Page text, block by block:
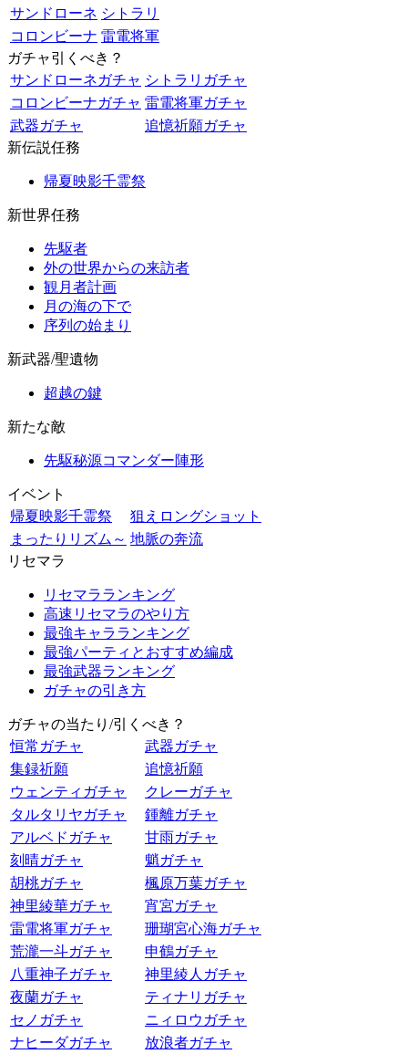
サンドローネ シトラリ
コロンビーナ 雷電将軍
ガチャ引くべき？
サンドローネガチャ シトラリガチャ
コロンビーナガチャ 雷電将軍ガチャ
武器ガチャ
追憶祈願ガチャ
新伝説任務
帰夏映影千霊祭
新世界任務
先駆者
外の世界からの来訪者
観月者計画
月の海の下で
序列の始まり
新武器/聖遺物
超越の鍵
新たな敵
先駆秘源コマンダー陣形
イベント
帰夏映影千霊祭
狙えロングショット
まったりリズム～ 地脈の奔流
リセマラ
リセマラランキング
高速リセマラのやり方
最強キャラランキング
最強パーティとおすすめ編成
最強武器ランキング
ガチャの引き方
ガチャの当たり/引くべき？
恒常ガチャ
武器ガチャ
集録祈願
追憶祈願
ウェンティガチャ
クレーガチャ
タルタリヤガチャ
鍾離ガチャ
アルベドガチャ
甘雨ガチャ
刻晴ガチャ
魈ガチャ
胡桃ガチャ
楓原万葉ガチャ
神里綾華ガチャ
宵宮ガチャ
雷電将軍ガチャ
珊瑚宮心海ガチャ
荒瀧一斗ガチャ
申鶴ガチャ
八重神子ガチャ
神里綾人ガチャ
夜蘭ガチャ
ティナリガチャ
セノガチャ
ニィロウガチャ
ナヒーダガチャ
放浪者ガチャ